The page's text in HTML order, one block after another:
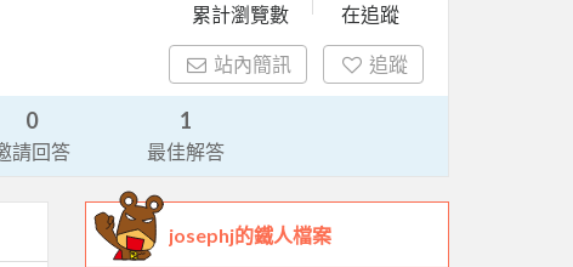
累計瀏覽數
在追蹤
站內簡訊 追蹤
0
請回答
1
最佳解答
josephj的鐵人檔案